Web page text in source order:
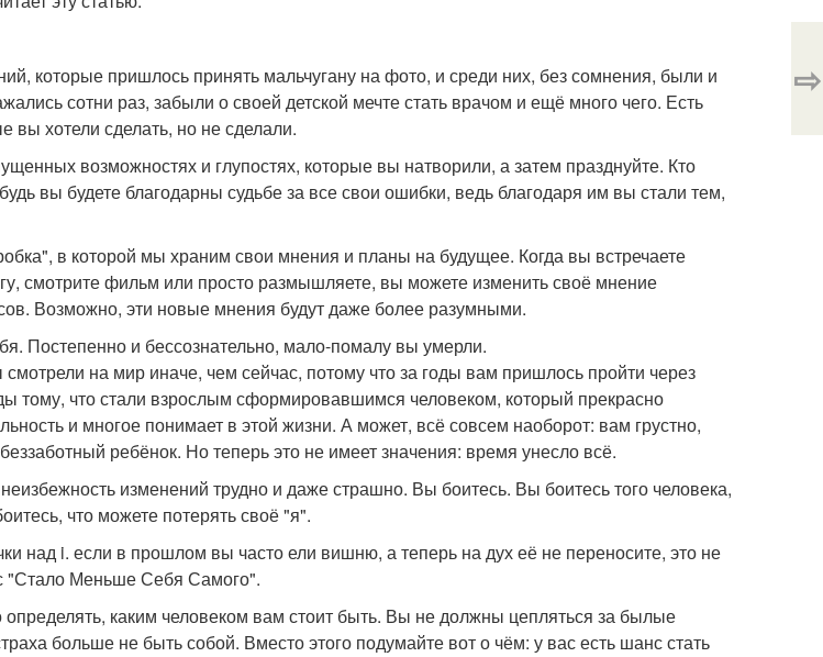
которые пришлось принять мальчугану на фото, и среди них, без сомнения, были и
сотни раз, забыли о своей детской мечте стать врачом и ещё много чего. Есть
вы хотели сделать, но не сделали.
возможностях и глупостях, которые вы натворили, а затем празднуйте. Кто
вы будете благодарны судьбе за все свои ошибки, ведь благодаря им вы стали тем,
в которой мы храним свои мнения и планы на будущее. Когда вы встречаете
смотрите фильм или просто размышляете, вы можете изменить своё мнение
Возможно, эти новые мнения будут даже более разумными.
Постепенно и бессознательно, мало-помалу вы умерли.
на мир иначе, чем сейчас, потому что за годы вам пришлось пройти через
тому, что стали взрослым сформировавшимся человеком, который прекрасно
и многое понимает в этой жизни. А может, всё совсем наоборот: вам грустно,
ребёнок. Но теперь это не имеет значения: время унесло всё.
изменений трудно и даже страшно. Вы боитесь. Вы боитесь того человека,
что можете потерять своё "я".
над i. если в прошлом вы часто ели вишню, а теперь на дух её не переносите, это не
"Стало Меньше Себя Самого".
каким человеком вам стоит быть. Вы не должны цепляться за былые
больше не быть собой. Вместо этого подумайте вот о чём: у вас есть шанс стать
⇨